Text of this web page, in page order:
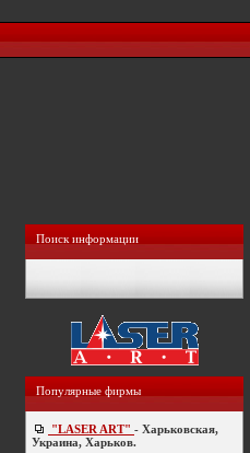
Поиск информации
Популярные фирмы
"LASER ART" - Харьковская,
Украина, Харьков.